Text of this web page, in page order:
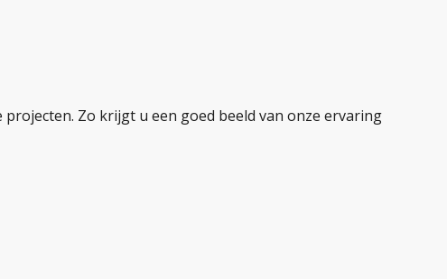
Zo krijgt u een goed beeld van onze ervaring